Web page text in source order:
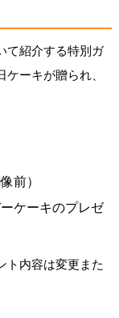
て紹介する特別ガ
ーキが贈られ、
前）
ケーキのプレゼ
ト内容は変更また